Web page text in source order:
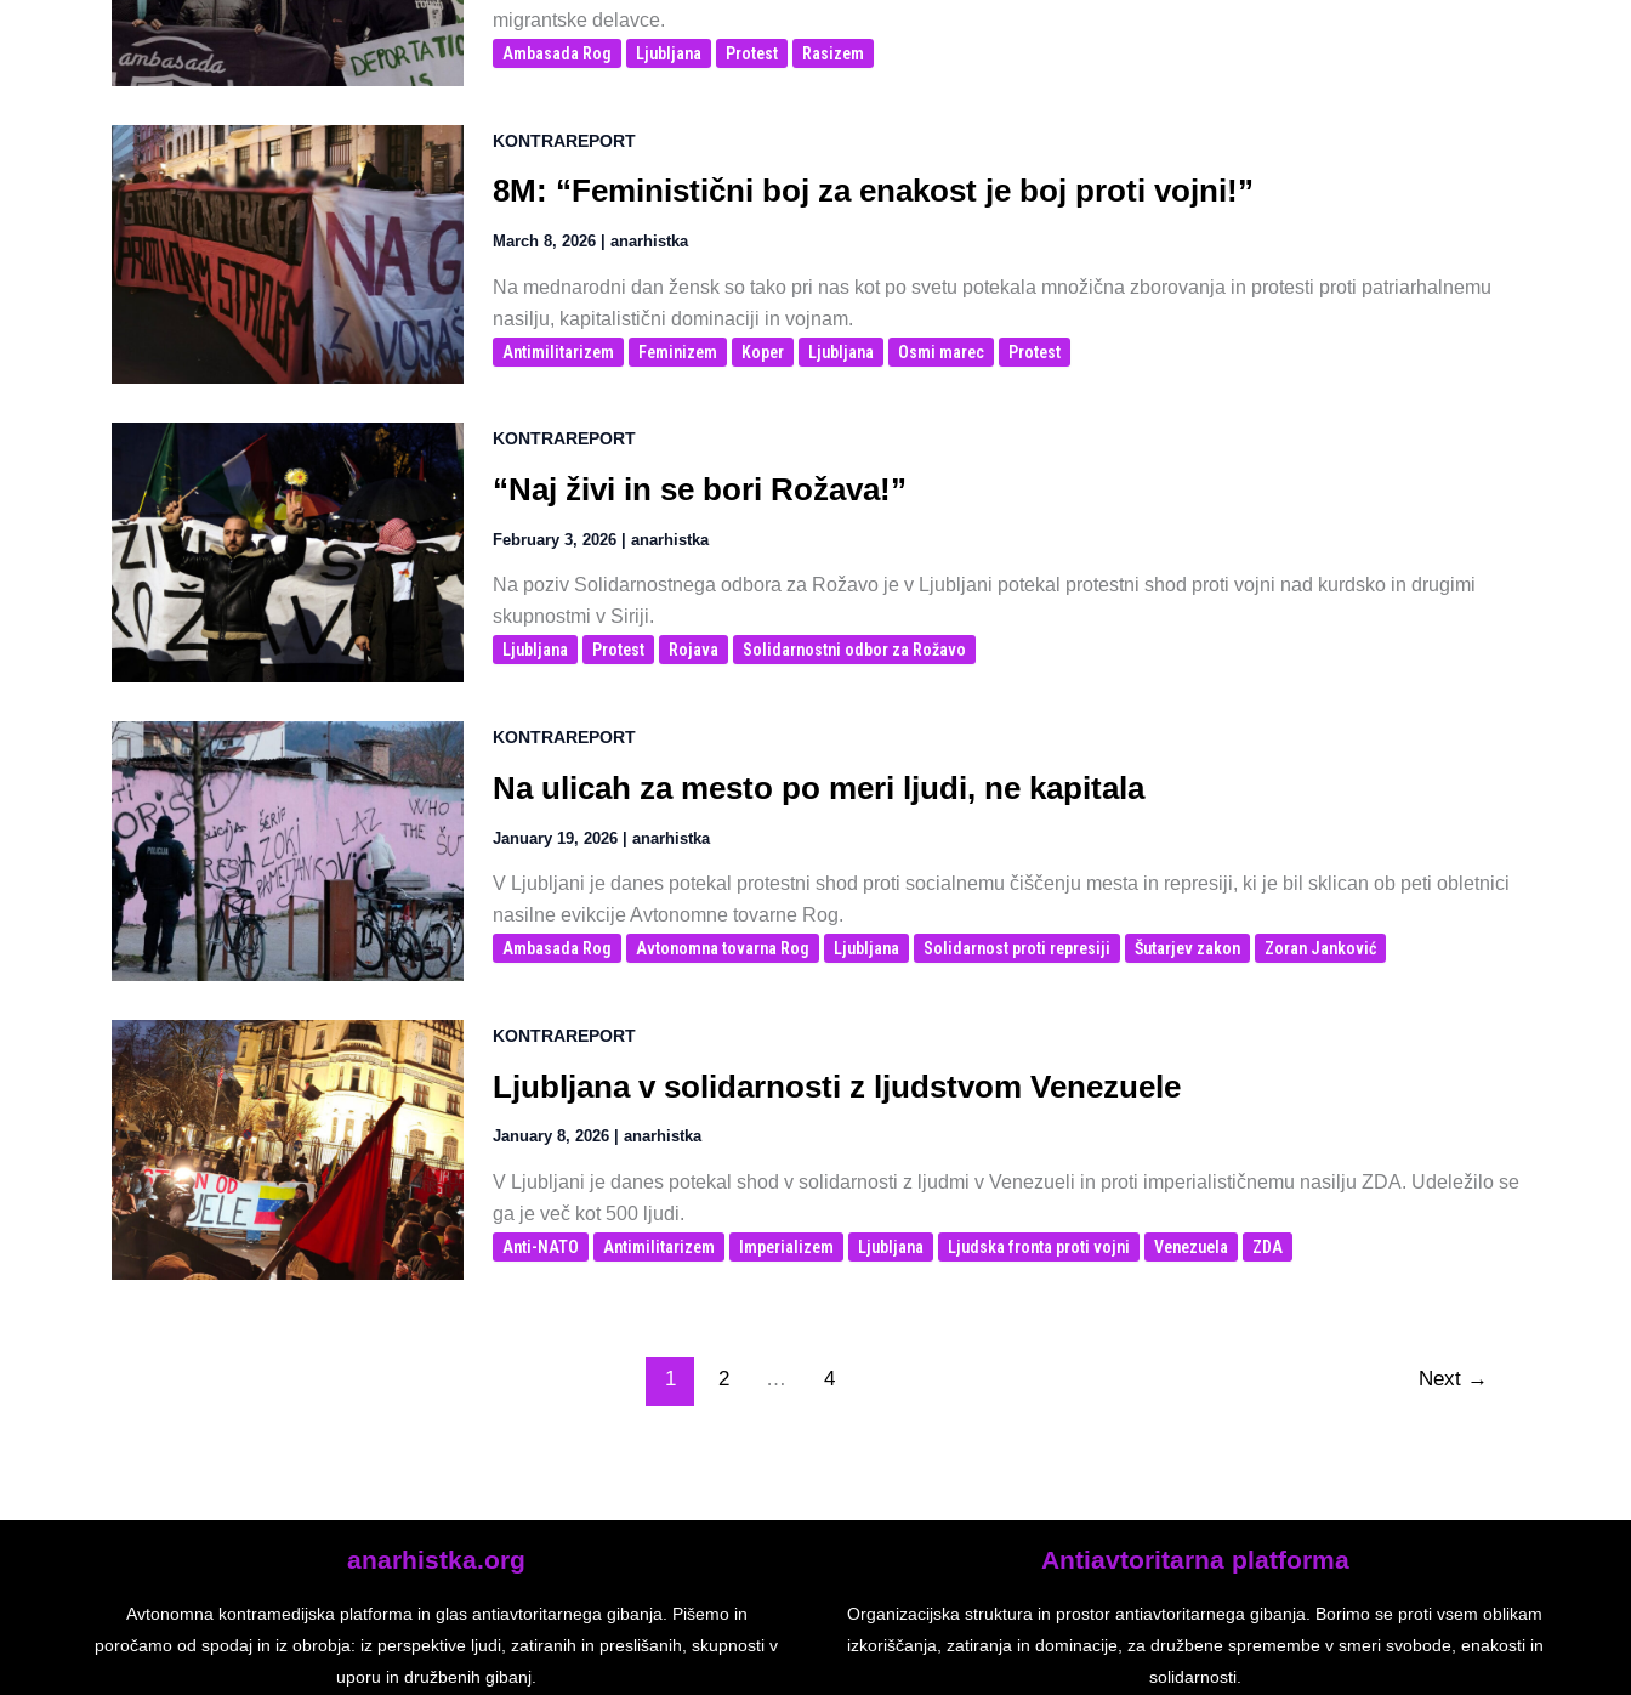
migrantske delavce.
Ambasada Rog Ljubljana Protest Rasizem
KONTRAREPORT
8M: “Feministični boj za enakost je boj proti vojni!”
March 8, 2026 anarhistka
Na mednarodni dan žensk so tako pri nas kot po svetu potekala množična zborovanja in protesti proti patriarhalnemu
nasilju, kapitalistični dominaciji in vojnam.
Antimilitarizem Feminizem Koper Ljubljana Osmi marec Protest
KONTRAREPORT
“Naj živi in se bori Rožava!”
February 3, 2026 anarhistka
Na poziv Solidarnostnega odbora za Rožavo je v Ljubljani potekal protestni shod proti vojni nad kurdsko in drugimi
skupnostmi v Siriji.
Ljubljana Protest Rojava Solidarnostni odbor za Rožavo
KONTRAREPORT
Na ulicah za mesto po meri ljudi, ne kapitala
January 19, 2026 | anarhistka
V Ljubljani je danes potekal protestni shod proti socialnemu čiščenju mesta in represiji, ki je bil sklican ob peti obletnici
nasilne evikcije Avtonomne tovarne Rog.
Ambasada Rog Avtonomna tovarna Rog Ljubljana Solidarnost proti represiji Šutarjev zakon Zoran Janković
KONTRAREPORT
Ljubljana v solidarnosti z ljudstvom Venezuele
January 8, 2026 anarhistka
V Ljubljani je danes potekal shod v solidarnosti z ljudmi v Venezueli in proti imperialističnemu nasilju ZDA. Udeležilo se
ga je več kot 500 ljudi.
Anti-NATO Antimilitarizem Imperializem Ljubljana Ljudska fronta proti vojni Venezuela ZDA
1 2 … 4 Next →
anarhistka.org
Avtonomna kontramedijska platforma in glas antiavtoritarnega gibanja. Pišemo in
poročamo od spodaj in iz obrobja: iz perspektive ljudi, zatiranih in preslišanih, skupnosti v
uporu in družbenih gibanj.
Antiavtoritarna platforma
Organizacijska struktura in prostor antiavtoritarnega gibanja. Borimo se proti vsem oblikam
izkoriščanja, zatiranja in dominacije, za družbene spremembe v smeri svobode, enakosti in
solidarnosti.